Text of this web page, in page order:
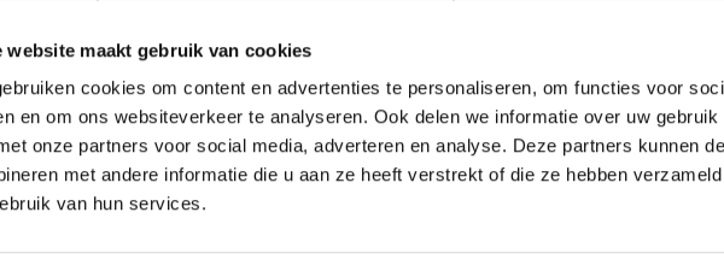
website maakt gebruik van cookies
cookies om content en advertenties te personaliseren, om functies voor
en om ons websiteverkeer te analyseren. Ook delen we informatie over uw gebruik
onze partners voor social media, adverteren en analyse. Deze partners kunnen
met andere informatie die u aan ze heeft verstrekt of die ze hebben
van hun services.
ons
Joop Robertus
oktober 2025
Klantenservice Veilig winkelen
wij gebruik van
Weigeren